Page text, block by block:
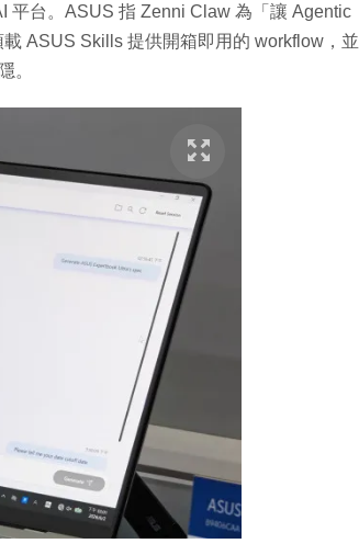
平台。ASUS 指 Zenni Claw 為「讓 Agentic
ASUS Skills 提供開箱即用的 workflow，並
。